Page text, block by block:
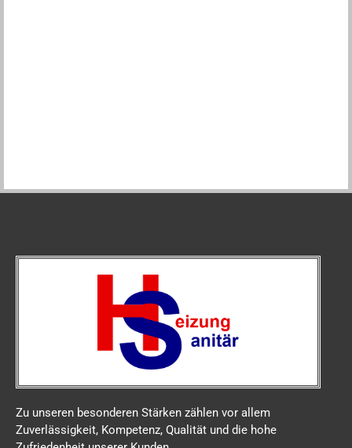
Zu unseren besonderen Stärken zählen vor allem
Zuverlässigkeit, Kompetenz, Qualität und die hohe